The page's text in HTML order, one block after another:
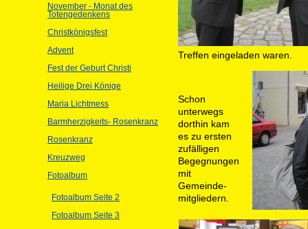
November - Monat des
Totengedenkens
Christkönigsfest
Advent
Fest der Geburt Christi
Heilige Drei Könige
Maria Lichtmess
Barmherzigkeits- Rosenkranz
Rosenkranz
Kreuzweg
Fotoalbum
Fotoalbum Seite 2
Fotoalbum Seite 3
Treffen eingeladen waren.
Schon
unterwegs
dorthin kam
es zu ersten
zufälligen
Begegnungen
mit
Gemeinde-
mitgliedern.